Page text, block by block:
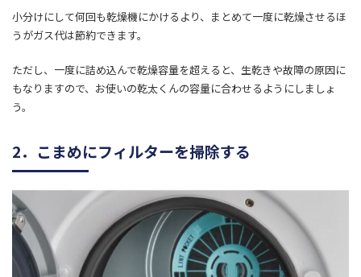
小分けにして何回も乾燥機にかけるより、まとめて一度に乾燥させるほ
うがガス代は節約できます。
ただし、一度に詰め込んで乾燥容量を超えると、生乾きや故障の原因に
もなりますので、お使いの乾太くんの容量に合わせるようにしましょ
う。
2．こまめにフィルターを掃除する